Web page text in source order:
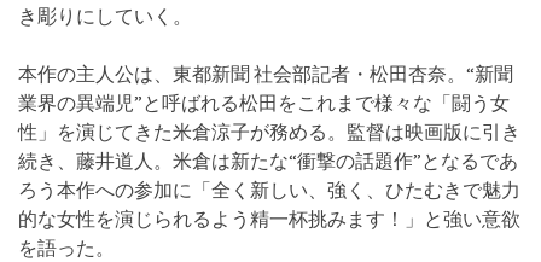
き彫りにしていく。
本作の主人公は、東都新聞 社会部記者・松田杏奈。“新聞
業界の異端児”と呼ばれる松田をこれまで様々な「闘う女
性」を演じてきた米倉涼子が務める。監督は映画版に引き
続き、藤井道人。米倉は新たな“衝撃の話題作”となるであ
ろう本作への参加に「全く新しい、強く、ひたむきで魅力
的な女性を演じられるよう精一杯挑みます！」と強い意欲
を語った。